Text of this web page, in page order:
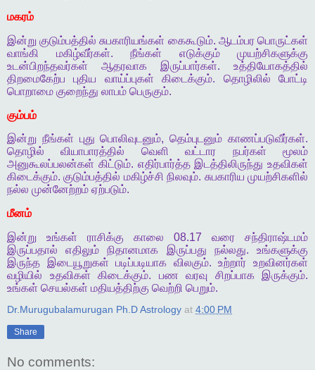
மகரம்
இன்று குடும்பத்தில் சுபகாரியங்கள் கைகூடும். ஆடம்பர பொருட்கள்
வாங்கி
மகிழ்வீர்கள். நீங்கள் எடுக்கும்
முயற்சிகளுக்கு
உடன்பிறந்தவர்கள்
ஆதரவாக இருப்பார்கள். உத்தியோகத்தில்
திறமைகேற்ப
புதிய வாய்ப்புகள் கிடைக்கும். தொழிலில்
போட்டி
பொறாமை குறைந்து லாபம் பெருகும்.
கும்பம்
இன்று நீங்கள் புது பொலிவுடனும்,தெம்புடனும் காணப்படுவீர்கள்.
தொழில்
வியாபாரத்தில் வெளி வட்டார நபர்கள்
மூலம்
அனுகூலப்பலன்கள் கிட்டும். எதிர்பார்த்த இடத்திலிருந்து உதவிகள்
கிடைக்கும்.குடும்பத்தில் மகிழ்ச்சி நிலவும். சுபகாரிய முயற்சிகளில்
நல்ல முன்னேற்றம் ஏற்படும்.
மீனம்
இன்று
உங்கள் ராசிக்கு காலை 08.17 வரை
சந்திராஷ்டமம்
இருப்பதால்
எதிலும் நிதானமாக இருப்பது நல்லது.உங்களுக்கு
இருந்த
இடையூறுகள் படிப்படியாக விலகும்.உற்றார் உறவினர்கள்
வழியில்
உதவிகள் கிடைக்கும். பண வரவு சிறப்பாக இருக்கும்.
உங்கள் செயல்கள் மதியத்திற்கு வெற்றி பெறும்.
Dr.Murugubalamurugan Ph.D Astrology at 4:00 PM
Share
No comments: